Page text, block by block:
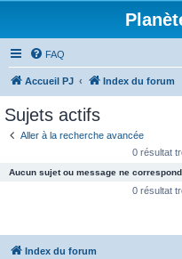
FAQ
Accueil PJ Index du forum
Sujets actifs
Aller à la recherche avancée
0 résultat
Aucun sujet ou message ne
0 résultat
Index du forum